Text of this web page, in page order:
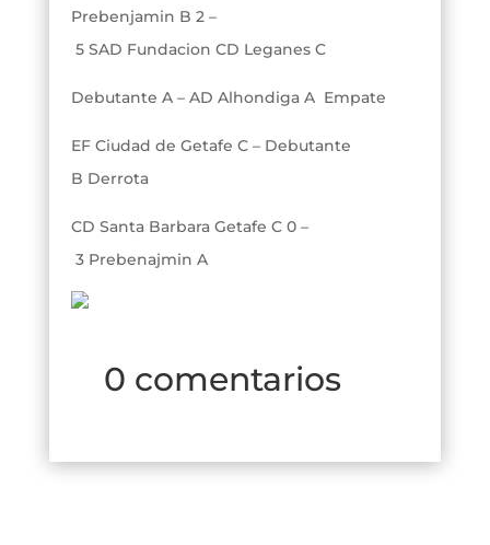
Prebenjamin B 2 –
5 SAD Fundacion CD Leganes C
Debutante A – AD Alhondiga A Empate
EF Ciudad de Getafe C – Debutante
B Derrota
CD Santa Barbara Getafe C 0 –
3 Prebenajmin A
0 comentarios